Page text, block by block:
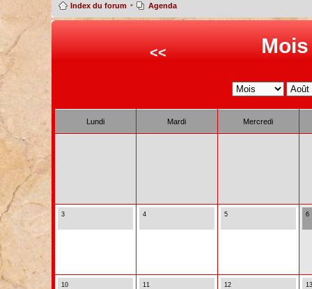
Index du forum • Agenda
<<
Lundi Mardi Mercredi
3 4 5 6
10 11 12 13